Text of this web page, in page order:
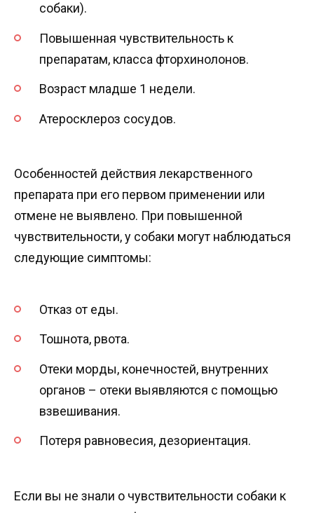
собаки).
Повышенная чувствительность к
препаратам, класса фторхинолонов.
Возраст младше 1 недели.
Атеросклероз сосудов.
Особенностей действия лекарственного
препарата при его первом применении или
отмене не выявлено. При повышенной
чувствительности, у собаки могут наблюдаться
следующие симптомы:
Отказ от еды.
Тошнота, рвота.
Отеки морды, конечностей, внутренних
органов – отеки выявляются с помощью
взвешивания.
Потеря равновесия, дезориентация.
Если вы не знали о чувствительности собаки к